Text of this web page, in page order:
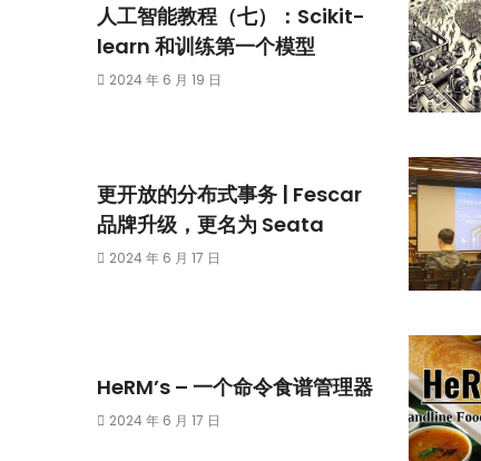
人工智能教程（七）：Scikit-
learn 和训练第一个模型
2024 年 6 月 19 日
更开放的分布式事务 | Fescar
品牌升级，更名为 Seata
2024 年 6 月 17 日
HeRM’s – 一个命令食谱管理器
2024 年 6 月 17 日